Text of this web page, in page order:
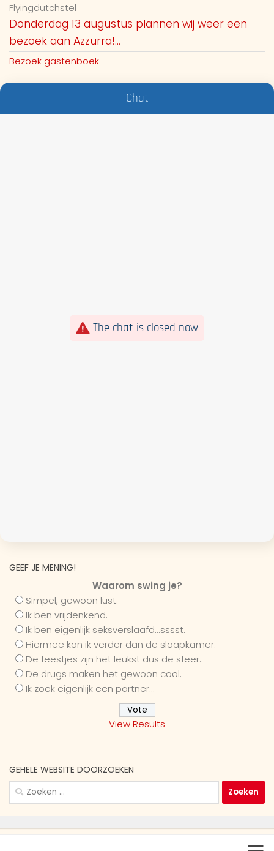
Flyingdutchstel
Donderdag 13 augustus plannen wij weer een
bezoek aan Azzurra!...
Bezoek gastenboek
Chat
The chat is closed now
GEEF JE MENING!
Waarom swing je?
Simpel, gewoon lust.
Ik ben vrijdenkend.
Ik ben eigenlijk seksverslaafd...sssst.
Hiermee kan ik verder dan de slaapkamer.
De feestjes zijn het leukst dus de sfeer..
De drugs maken het gewoon cool.
Ik zoek eigenlijk een partner...
View Results
GEHELE WEBSITE DOORZOEKEN
Zoeken
naar: